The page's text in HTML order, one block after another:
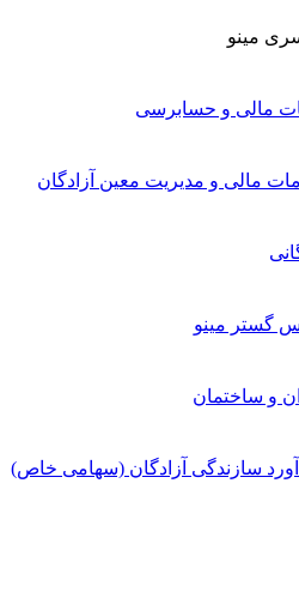
مینو
مالی و حسابرسی
مالی و مدیریت معین آزادگان
گستر مینو
و ساختمان
سازندگی آزادگان (سهامی خاص)